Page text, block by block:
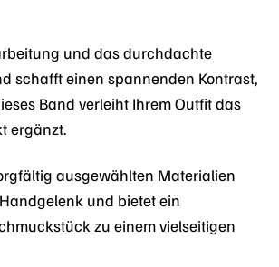
und das durchdachte
schafft einen spannenden Kontrast,
Band verleiht Ihrem Outfit das
ergänzt.
ausgewählten Materialien
und bietet ein
zu einem vielseitigen